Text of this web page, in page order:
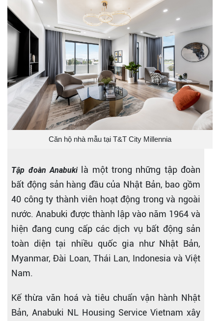
Căn hộ nhà mẫu tại T&T City Millennia
Tập đoàn Anabuki
là một trong những tập đoàn
bất động sản hàng đầu của Nhật Bản, bao gồm
40 công ty thành viên hoạt động trong và ngoài
nước. Anabuki được thành lập vào năm 1964 và
hiện đang cung cấp các dịch vụ bất động sản
toàn diện tại nhiều quốc gia như Nhật Bản,
Myanmar, Đài Loan, Thái Lan, Indonesia và Việt
Nam.
Kế thừa văn hoá và tiêu chuẩn vận hành Nhật
Bản, Anabuki NL Housing Service Vietnam xây